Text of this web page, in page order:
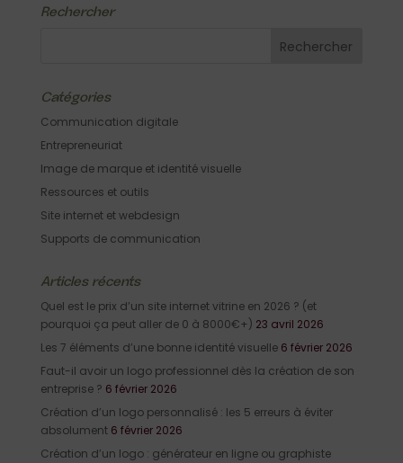
Rechercher
Catégories
Communication digitale
Entrepreneuriat
Image de marque et identité visuelle
Ressources et outils
Site internet et webdesign
Supports de communication
Articles récents
Quel est le prix d’un site internet vitrine en 2026 ? (et
pourquoi ça peut aller de 0 à 8000€+) 23 avril 2026
Les 7 éléments d’une bonne identité visuelle 6 février 2026
Faut-il avoir un logo professionnel dès la création de son
entreprise ? 6 février 2026
Création d’un logo personnalisé : les 5 erreurs à éviter
absolument 6 février 2026
Création d’un logo : générateur en ligne ou graphiste